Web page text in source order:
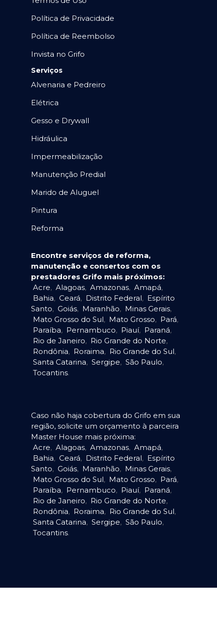
Política de Privacidade
Política de Reembolso
Invista no Grifo
Serviços
Alvenaria e Pedreiro
Elétrica
Gesso e Drywall
Hidráulica
Impermeabilização
Manutenção Predial
Marido de Aluguel
Pintura
Reforma
Encontre serviços de reforma,
manutenção e consertos com os
prestadores Grifo mais próximos:
Acre, Alagoas, Amazonas, Amapá,
Bahia, Ceará, Distrito Federal, Espírito
Santo, Goiás, Maranhão, Minas Gerais,
Mato Grosso do Sul, Mato Grosso, Pará,
Paraíba, Pernambuco, Piauí, Paraná,
Rio de Janeiro, Rio Grande do Norte,
Rondônia, Roraima, Rio Grande do Sul,
Santa Catarina, Sergipe, São Paulo,
Tocantins.
Caso não haja cobertura do Grifo em sua
região, solicite um orçamento à parceira
Master House mais próxima:
Acre, Alagoas, Amazonas, Amapá,
Bahia, Ceará, Distrito Federal, Espírito
Santo, Goiás, Maranhão, Minas Gerais,
Mato Grosso do Sul, Mato Grosso, Pará,
Paraíba, Pernambuco, Piauí, Paraná,
Rio de Janeiro, Rio Grande do Norte,
Rondônia, Roraima, Rio Grande do Sul,
Santa Catarina, Sergipe, São Paulo,
Tocantins.